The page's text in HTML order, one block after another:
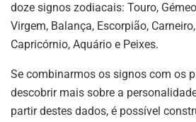
doze signos zodiacais: Touro,
Virgem, Balança, Escorpião,
Capricórnio, Aquário e Peixes.
Se combinarmos os signos com os
descobrir mais sobre a
partir destes dados, é possível